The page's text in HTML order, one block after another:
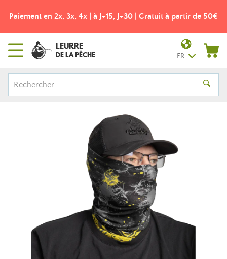
Paiement en 2x, 3x, 4x | à J+15, J+30 | Gratuit à partir de 50€
LEURRE
DE LA PÊCHE FR